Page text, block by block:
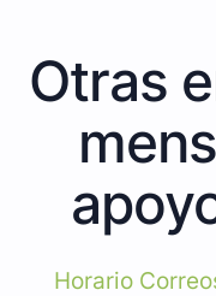
Otras
Horario